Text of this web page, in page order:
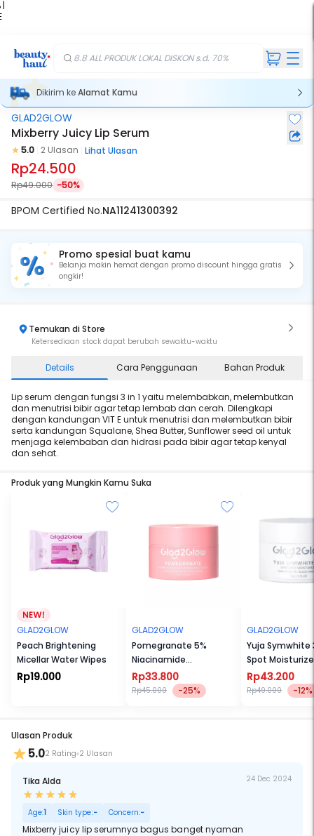
|
8.8 ALL PRODUK LOKAL DISKON s.d. 70%
Dikirim keAlamat Kamu
GLAD2GLOW
Mixberry Juicy Lip Serum
5.0 2 Ulasan Lihat Ulasan
Rp24.500
Rp49.000 -50%
BPOM Certified No.NA11241300392
Promo spesial buat kamu
Belanja makin hemat dengan promo discount hingga gratis
ongkir!
Temukan di Store
Ketersediaan stock dapat berubah sewaktu-waktu
Details Cara Penggunaan Bahan Produk
Lip serum dengan fungsi 3 in 1 yaitu melembabkan, melembutkan
dan menutrisi bibir agar tetap lembab dan cerah. Dilengkapi
dengan kandungan VIT E untuk menutrisi dan melembutkan bibir
serta kandungan Squalane, Shea Butter, Sunflower seed oil untuk
menjaga kelembaban dan hidrasi pada bibir agar tetap kenyal
dan sehat.
Produk yang Mungkin Kamu Suka
GLAD2GLOW
Peach Brightening
Micellar Water Wipes
Rp19.000
GLAD2GLOW
Pomegranate 5%
Niacinamide
Brightening Moisturizer
Rp33.800
Rp45.000 -25%
GLAD2GLOW
Yuja Symwhite
Spot
Rp43.200
Rp49.000 -12%
Ulasan Produk
5.02 Rating 2 Ulasan
Tika Alda 24 Dec 2024
Age:1 Skin type:- Concern:-
Mixberry juicy lip serumnya bagus banget nyaman